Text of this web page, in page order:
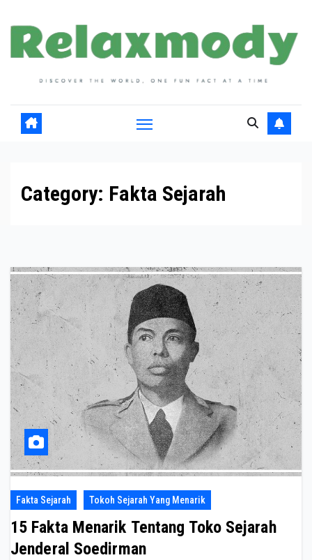
content
Category: Fakta Sejarah
Fakta Sejarah Tokoh Sejarah Yang Menarik
15 Fakta Menarik Tentang Toko Sejarah
Jenderal Soedirman